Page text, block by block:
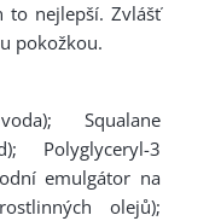
nejlepší. Zvlášť
pokožkou.
Squalane
Polyglyceryl-3
emulgátor na
olejů);